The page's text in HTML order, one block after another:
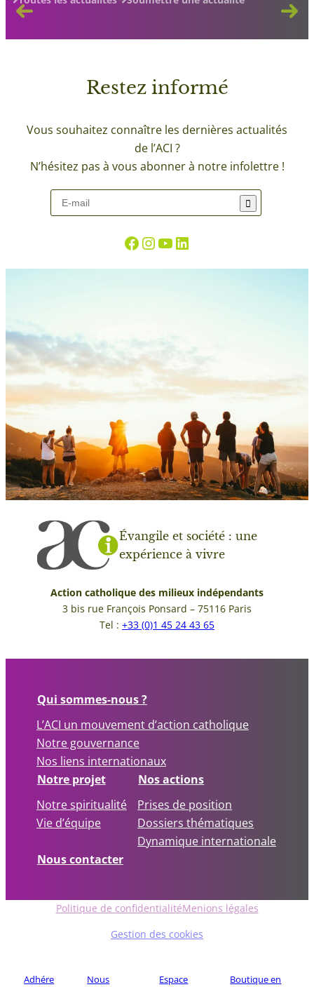
Adhére Nous Espace Boutique en
Restez informé
Vous souhaitez connaître les dernières actualités
de l’ACI ?
N’hésitez pas à vous abonner à notre infolettre !

Évangile et société : une
expérience à vivre
Action catholique des milieux indépendants
3 bis rue François Ponsard – 75116 Paris
Tel : +33 (0)1 45 24 43 65
Qui sommes-nous ?
L’ACI un mouvement d’action catholique
Notre gouvernance
Nos liens internationaux
Notre projet
Notre spiritualité
Vie d’équipe
Nos actions
Prises de position
Dossiers thématiques
Dynamique internationale
Nous contacter
Politique de confidentialitéMenions légales
Gestion des cookies